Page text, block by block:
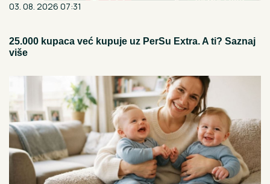
03. 08. 2026 07:31
25.000 kupaca već kupuje uz PerSu Extra. A ti? Saznaj
više